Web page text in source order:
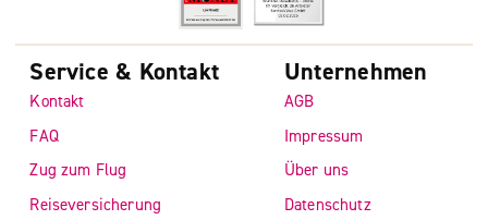
Service & Kontakt
Kontakt
FAQ
Zug zum Flug
Reiseversicherung
Unternehmen
AGB
Impressum
Über uns
Datenschutz